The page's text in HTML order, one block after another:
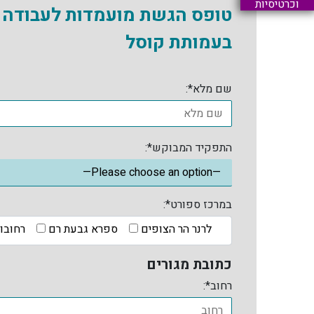
וכרטיסיות
טופס הגשת מועמדות לעבודה
בעמותת קוסל
שם מלא*:
התפקיד המבוקש*:
במרכז ספורט*:
לרנר הר הצופים
ספרא גבעת רם
כתובת מגורים
רחוב*: